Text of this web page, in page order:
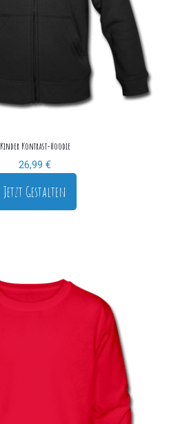
Kinder Kontrast-Hoodie
26,99€
Jetzt Gestalten